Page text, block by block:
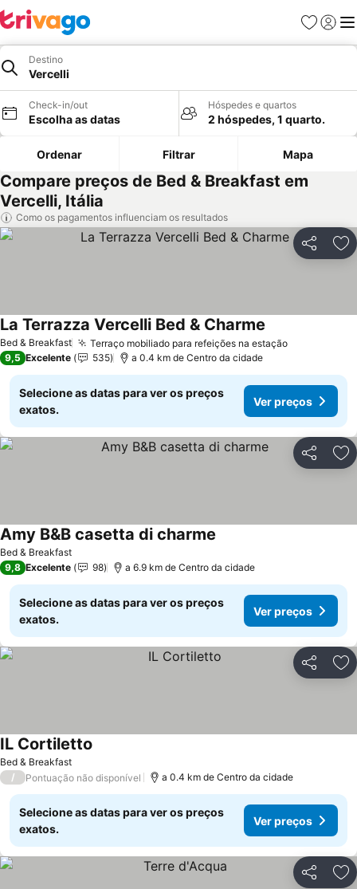
Favoritos
Iniciar
Destino
Vercelli
Check-in/out
Escolha as datas
Hóspedes e quartos
2 hóspedes, 1 quarto.
Ordenar Filtrar Mapa
Compare preços de Bed & Breakfast em
Vercelli, Itália
Como os pagamentos influenciam os resultados
Partilhar
Bed & Breakfast Terraço mobiliado para refeições na estação
La Terrazza Vercelli Bed & Charme
9,5 Excelente 535 a 0.4 km de Centro da cidade
Selecione as datas para ver os preços
exatos.
Ver preços
Partilhar
Bed & Breakfast
Amy B&B casetta di charme
9,8 Excelente 98 a 6.9 km de Centro da cidade
Selecione as datas para ver os preços
exatos.
Ver preços
Partilhar
Bed & Breakfast
IL Cortiletto
/ Pontuação não disponível a 0.4 km de Centro da cidade
Selecione as datas para ver os preços
exatos.
Ver preços
Partilhar